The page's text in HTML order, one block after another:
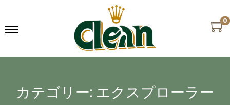
0
カテゴリー: エクスプローラー